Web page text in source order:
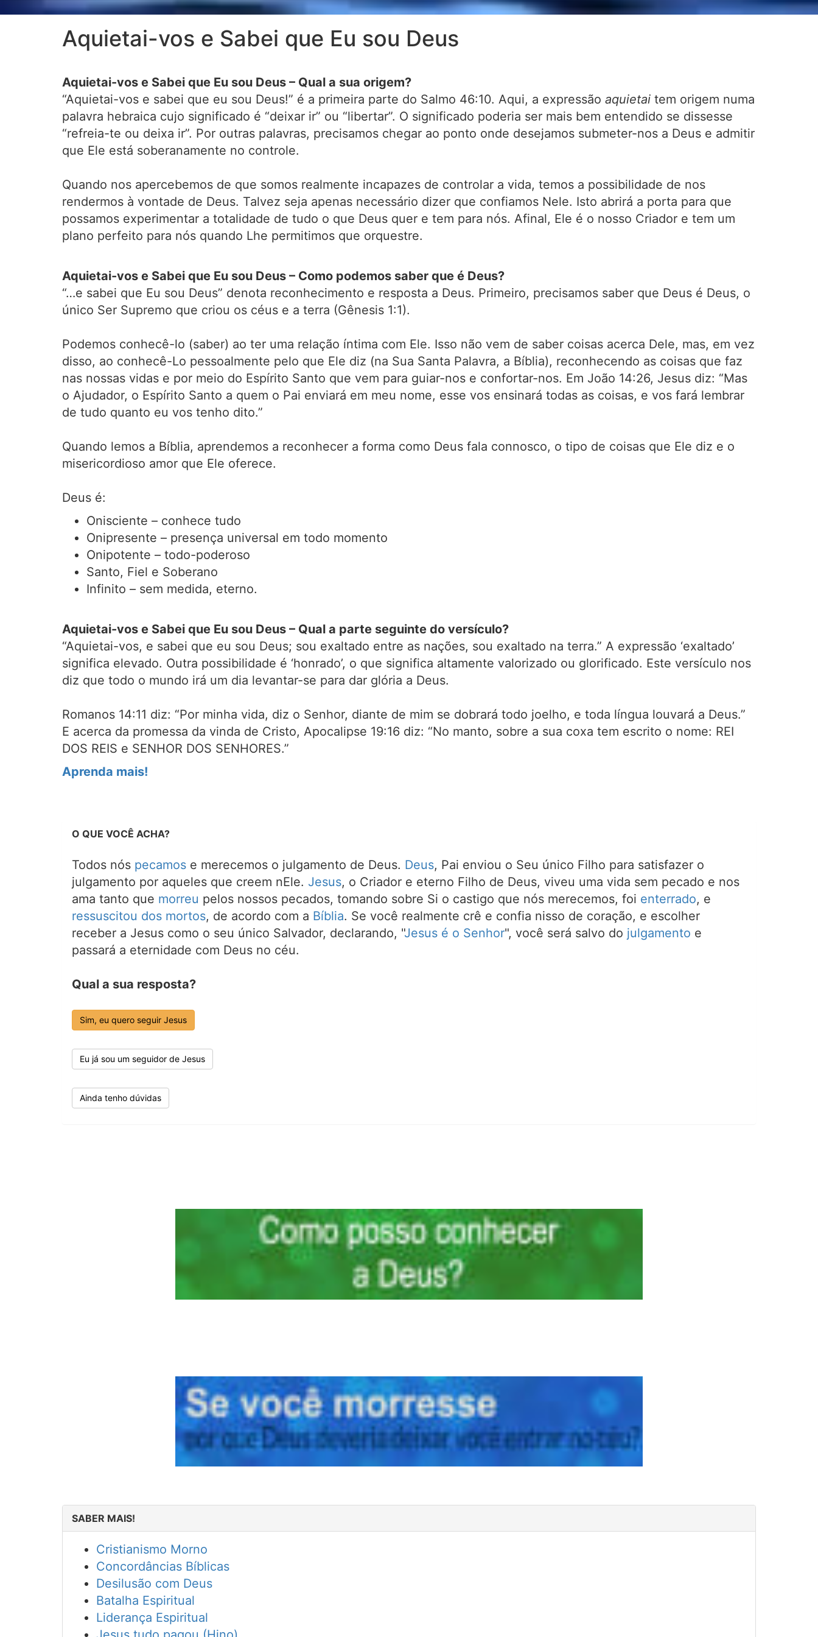
Aquietai-vos e Sabei que Eu sou Deus
Aquietai-vos e Sabei que Eu sou Deus – Qual a sua origem?
“Aquietai-vos e sabei que eu sou Deus!” é a primeira parte do Salmo 46:10. Aqui, a expressão aquietai tem origem numa
palavra hebraica cujo significado é “deixar ir” ou “libertar”. O significado poderia ser mais bem entendido se dissesse
“refreia-te ou deixa ir”. Por outras palavras, precisamos chegar ao ponto onde desejamos submeter-nos a Deus e admitir
que Ele está soberanamente no controle.
Quando nos apercebemos de que somos realmente incapazes de controlar a vida, temos a possibilidade de nos
rendermos à vontade de Deus. Talvez seja apenas necessário dizer que confiamos Nele. Isto abrirá a porta para que
possamos experimentar a totalidade de tudo o que Deus quer e tem para nós. Afinal, Ele é o nosso Criador e tem um
plano perfeito para nós quando Lhe permitimos que orquestre.
Aquietai-vos e Sabei que Eu sou Deus – Como podemos saber que é Deus?
“…e sabei que Eu sou Deus” denota reconhecimento e resposta a Deus. Primeiro, precisamos saber que Deus é Deus, o
único Ser Supremo que criou os céus e a terra (Gênesis 1:1).
Podemos conhecê-lo (saber) ao ter uma relação íntima com Ele. Isso não vem de saber coisas acerca Dele, mas, em vez
disso, ao conhecê-Lo pessoalmente pelo que Ele diz (na Sua Santa Palavra, a Bíblia), reconhecendo as coisas que faz
nas nossas vidas e por meio do Espírito Santo que vem para guiar-nos e confortar-nos. Em João 14:26, Jesus diz: “Mas
o Ajudador, o Espírito Santo a quem o Pai enviará em meu nome, esse vos ensinará todas as coisas, e vos fará lembrar
de tudo quanto eu vos tenho dito.”
Quando lemos a Bíblia, aprendemos a reconhecer a forma como Deus fala connosco, o tipo de coisas que Ele diz e o
misericordioso amor que Ele oferece.
Deus é:
Onisciente – conhece tudo
Onipresente – presença universal em todo momento
Onipotente – todo-poderoso
Santo, Fiel e Soberano
Infinito – sem medida, eterno.
Aquietai-vos e Sabei que Eu sou Deus – Qual a parte seguinte do versículo?
“Aquietai-vos, e sabei que eu sou Deus; sou exaltado entre as nações, sou exaltado na terra.” A expressão ‘exaltado’
significa elevado. Outra possibilidade é ‘honrado’, o que significa altamente valorizado ou glorificado. Este versículo nos
diz que todo o mundo irá um dia levantar-se para dar glória a Deus.
Romanos 14:11 diz: “Por minha vida, diz o Senhor, diante de mim se dobrará todo joelho, e toda língua louvará a Deus.”
E acerca da promessa da vinda de Cristo, Apocalipse 19:16 diz: “No manto, sobre a sua coxa tem escrito o nome: REI
DOS REIS e SENHOR DOS SENHORES.”
Aprenda mais!
O QUE VOCÊ ACHA?
Todos nós pecamos e merecemos o julgamento de Deus. Deus, Pai enviou o Seu único Filho para satisfazer o
julgamento por aqueles que creem nEle. Jesus, o Criador e eterno Filho de Deus, viveu uma vida sem pecado e nos
ama tanto que morreu pelos nossos pecados, tomando sobre Si o castigo que nós merecemos, foi enterrado, e
ressuscitou dos mortos, de acordo com a Bíblia. Se você realmente crê e confia nisso de coração, e escolher
receber a Jesus como o seu único Salvador, declarando, "Jesus é o Senhor", você será salvo do julgamento e
passará a eternidade com Deus no céu.
Qual a sua resposta?
Sim, eu quero seguir Jesus
Eu já sou um seguidor de Jesus
Ainda tenho dúvidas
SABER MAIS!
Cristianismo Morno
Concordâncias Bíblicas
Desilusão com Deus
Batalha Espiritual
Liderança Espiritual